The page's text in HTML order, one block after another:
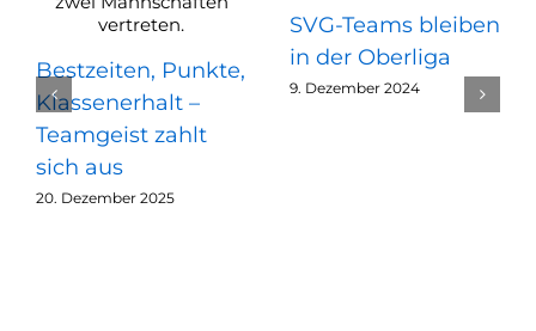
Bestzeiten, Punkte,
Klassenerhalt –
Teamgeist zahlt
sich aus
20. Dezember 2025
SVG-Teams bleiben
in der Oberliga
9. Dezember 2024